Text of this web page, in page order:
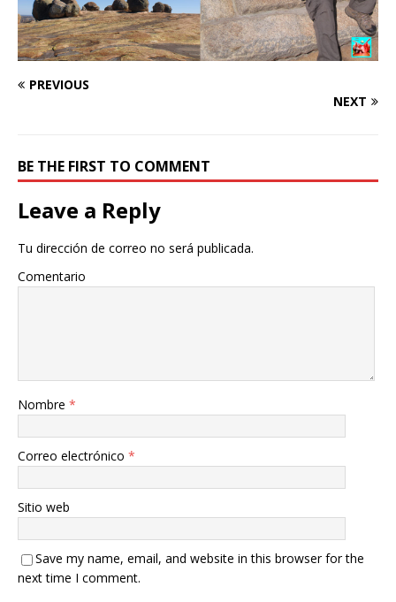
PREVIOUS
NEXT
BE THE FIRST TO COMMENT
Leave a Reply
Tu dirección de correo no será publicada.
Comentario
Nombre *
Correo electrónico *
Sitio web
Save my name, email, and website in this browser for the
next time I comment.